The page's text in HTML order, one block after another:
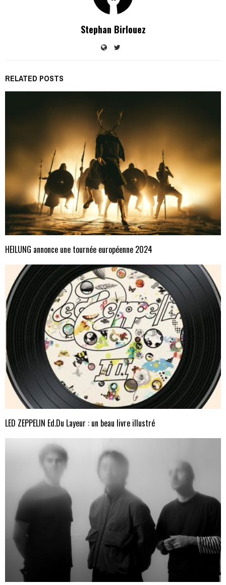
Stephan Birlouez
RELATED POSTS
HEILUNG annonce une tournée européenne 2024
LED ZEPPELIN Ed.Du Layeur : un beau livre illustré